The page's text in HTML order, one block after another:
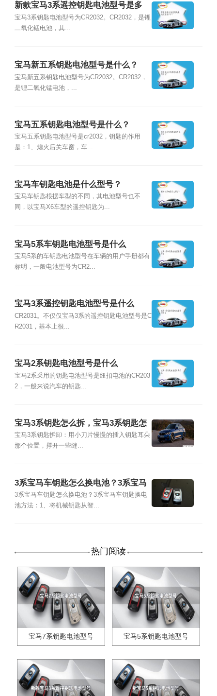
新款宝马3系遥控钥匙电池型号是多
少？
宝马3系钥匙电池型号为CR2032。CR2032，是锂
二氧化锰电池，其...
宝马新五系钥匙电池型号是什么？
宝马新五系钥匙电池型号为CR2032。CR2032，
是锂二氧化锰电池，...
宝马五系钥匙电池型号是什么？
宝马五系钥匙电池型号是cr2032，钥匙的作用
是：1、熄火后关车窗，车...
宝马车钥匙电池是什么型号？
宝马车钥匙根据车型的不同，其电池型号也不
同，以宝马X6车型的遥控钥匙为...
宝马5系车钥匙电池型号是什么
宝马5系的车钥匙电池型号在车辆的用户手册都有
标明，一般电池型号为CR2...
宝马3系遥控钥匙电池型号是什么
CR2031。不仅仅宝马3系的遥控钥匙电池型号是C
R2031，基本上很...
宝马2系钥匙电池型号是什么
宝马2系采用的钥匙电池型号是纽扣电池的CR203
2，一般来说汽车的钥匙...
宝马3系钥匙怎么拆，宝马3系钥匙怎
么换电池
宝马3系钥匙拆卸：用小刀片慢慢的插入钥匙耳朵
那个位置，撑开一些缝...
3系宝马车钥匙怎么换电池？3系宝马
车钥匙换电池方法
3系宝马车钥匙怎么换电池？3系宝马车钥匙换电
池方法：1、将机械钥匙从智...
热门阅读
宝马7系钥匙电池型号 宝马5系钥匙电池型号